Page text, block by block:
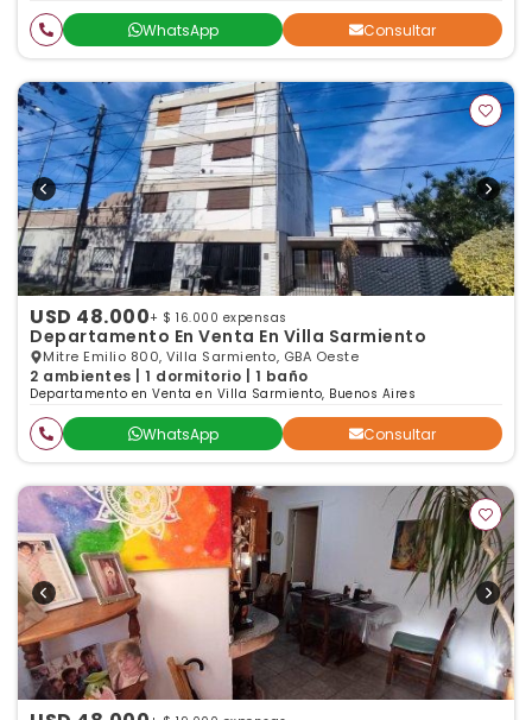
WhatsApp Consultar
USD 48.000+ $ 16.000 expensas
Departamento En Venta En Villa Sarmiento
Mitre Emilio 800, Villa Sarmiento, GBA Oeste
2 ambientes | 1 dormitorio | 1 baño
Departamento en Venta en Villa Sarmiento, Buenos Aires
WhatsApp Consultar